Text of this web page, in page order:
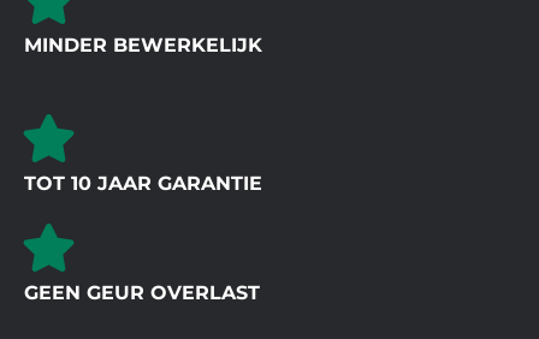
MINDER BEWERKELIJK
TOT 10 JAAR GARANTIE
GEEN GEUR OVERLAST